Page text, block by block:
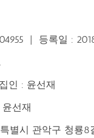
| 등록일 :
인 : 윤선재
선재
별시 관악구 청룡8